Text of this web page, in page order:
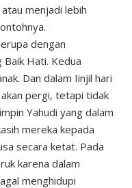
menjadi lebih
dengan
Hati. Kedua
Dan dalam Iinjil hari
pergi, tetapi tidak
Yahudi yang dalam
mereka kepada
secara ketat. Pada
karena dalam
menghidupi